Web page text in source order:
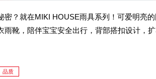
密？就在MIKI HOUSE雨具系列！可爱明亮
雨靴，陪伴宝宝安全出行，背部搭扣设计，
品质